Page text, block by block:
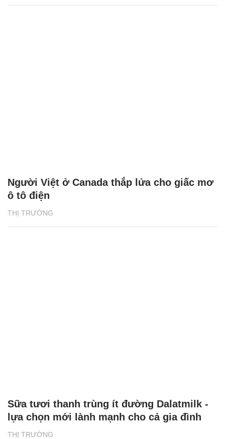
THỊ TRƯỜNG
Người Việt ở Canada thắp lửa cho giấc mơ
ô tô điện
THỊ TRƯỜNG
Sữa tươi thanh trùng ít đường Dalatmilk -
lựa chọn mới lành mạnh cho cả gia đình